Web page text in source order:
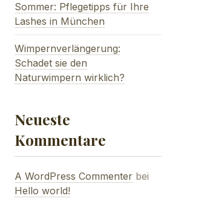
Sommer: Pflegetipps für Ihre
Lashes in München
Wimpernverlängerung:
Schadet sie den
Naturwimpern wirklich?
Neueste
Kommentare
A WordPress Commenterbei
Hello world!